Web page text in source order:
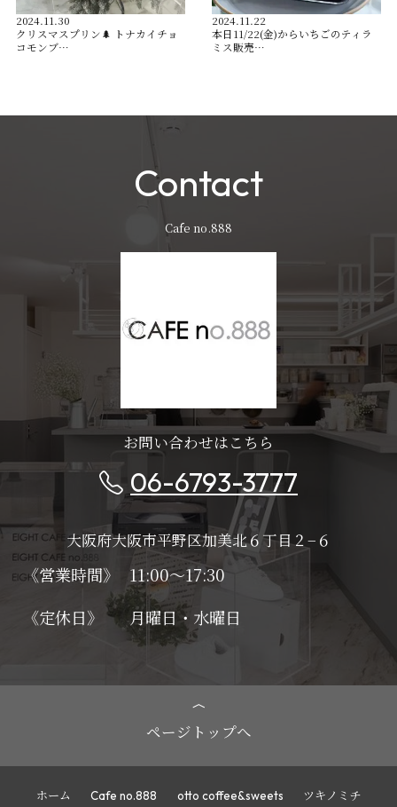
2024.11.30
クリスマスプリン🌲 トナカイチョ
コモンブ…
2024.11.22
本日11/22(金)からいちごのティラ
ミス販売…
Contact
Cafe no.888
お問い合わせはこちら
06-6793-3777
大阪府大阪市平野区加美北６丁目２−６
《営業時間》
11:00～17:30
《定休日》 月曜日・水曜日
ページトップへ
ホーム Cafe no.888 otto coffee&sweets ツキノミチ